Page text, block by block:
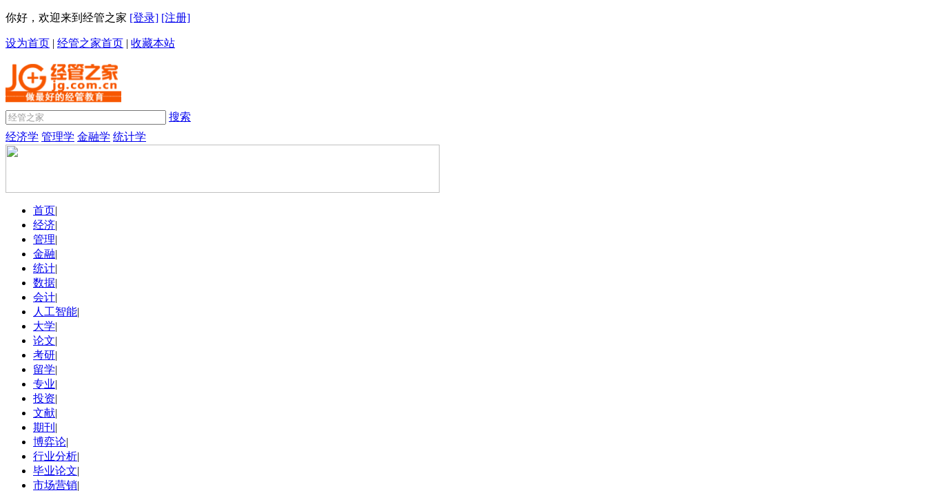
你好，欢迎来到经管之家 [登录] [注册]
设为首页 | 经管之家首页 | 收藏本站
搜索
经济学 管理学 金融学 统计学
首页|
经济|
管理|
金融|
统计|
数据|
会计|
人工智能|
大学|
论文|
考研|
留学|
专业|
投资|
文献|
期刊 |
博弈论|
行业分析|
毕业论文|
市场营销|